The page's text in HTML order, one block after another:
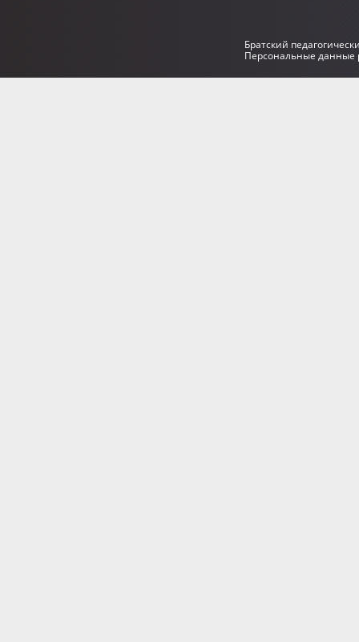
Братский
Персональные данные